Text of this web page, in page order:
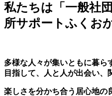
私たちは「一般社
所サポートふくお
多様な人々が集いともに暮ら
目指して、人と人が出会い、
楽しさを分かち合う居心地の